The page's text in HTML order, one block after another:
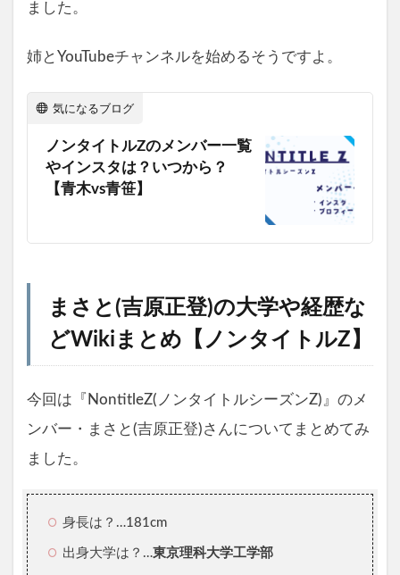
ました。
姉とYouTubeチャンネルを始めるそうですよ。
気になるブログ
ノンタイトルZのメンバー一覧
やインスタは？いつから？
【青木vs青笹】
まさと(吉原正登)の大学や経歴な
どWikiまとめ【ノンタイトルZ】
今回は『NontitleZ(ノンタイトルシーズンZ)』のメ
ンバー・まさと(吉原正登)さんについてまとめてみ
ました。
身長は？…181cm
出身大学は？…東京理科大学工学部